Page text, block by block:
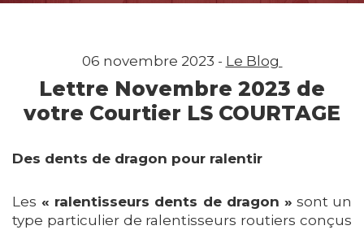
06 novembre 2023 - Le Blog
Lettre Novembre 2023 de
votre Courtier LS COURTAGE
Des dents de dragon pour ralentir
Les « ralentisseurs dents de dragon » sont un
type particulier de ralentisseurs routiers conçus